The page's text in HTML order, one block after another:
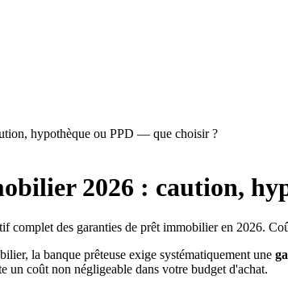
hypothèque ou PPD — que choisir ?
2026 : caution,
complet des garanties de prêt immobilier en 2026.
la banque prêteuse exige systématiquement une
un coût non négligeable dans votre budget d'achat.